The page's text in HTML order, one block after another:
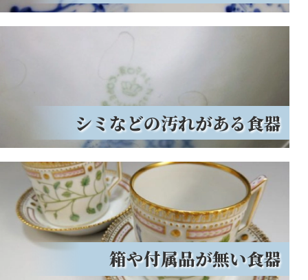
シミなどの汚れがある食器
箱や付属品が無い食器